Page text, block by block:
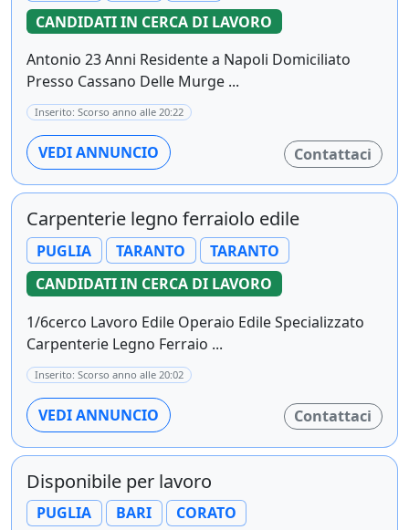
CANDIDATI IN CERCA DI LAVORO
Antonio 23 Anni Residente a Napoli Domiciliato
Presso Cassano Delle Murge ...
Inserito: Scorso anno alle 20:22
VEDI ANNUNCIO Contattaci
Carpenterie legno ferraiolo edile
PUGLIA TARANTO
TARANTO
CANDIDATI IN CERCA DI LAVORO
1/6cerco Lavoro Edile Operaio Edile Specializzato
Carpenterie Legno Ferraio ...
Inserito: Scorso anno alle 20:02
VEDI ANNUNCIO Contattaci
Disponibile per lavoro
PUGLIA BARI CORATO